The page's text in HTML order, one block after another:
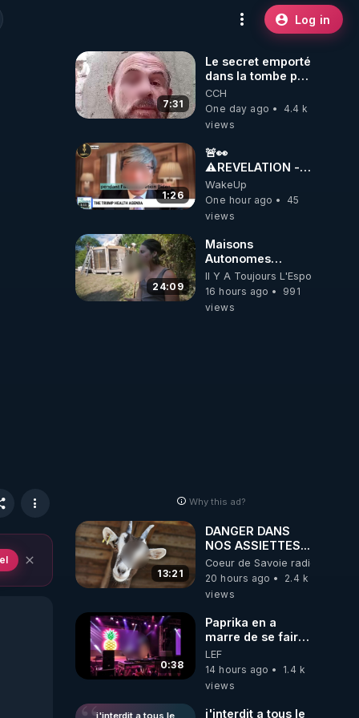
Log in
7:31
Le secret emporté
dans la tombe par
le Commandant
Cousteau le 25
juin 1997
CCH
One day ago
4.4 k
views
1:26
🚨👀
⚠️REVELATION -
THE LINK
BETWEEN THE
COVID VACCINE
LIEN VACCIN
COVID ET
WakeUp
One hour ago
45
views
24:09
Maisons
Autonomes
Démontables (et
c'est légal). Visite
éco village en
Il Y A Toujours L'Espoir
16 hours ago
991
views
Why this ad?
13:21
DANGER DANS
NOS ASSIETTES...
Coeur de Savoie radioweb TV
20 hours ago
2.4 k
views
0:38
Paprika en a
marre de se faire
interdire de
spectacle. Elle
décide donc de
LEF
14 hours ago
1.4 k
views
j'interdit a tous le
j'interdit a tous le